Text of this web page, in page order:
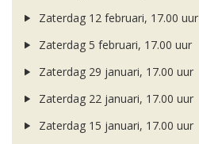
Zaterdag 12 februari, 17.00 uur
Zaterdag 5 februari, 17.00 uur
Zaterdag 29 januari, 17.00 uur
Zaterdag 22 januari, 17.00 uur
Zaterdag 15 januari, 17.00 uur